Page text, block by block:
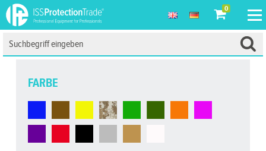
0
FARBE